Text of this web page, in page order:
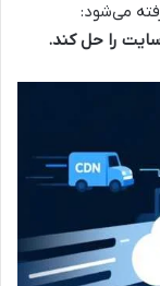
می‌شود: